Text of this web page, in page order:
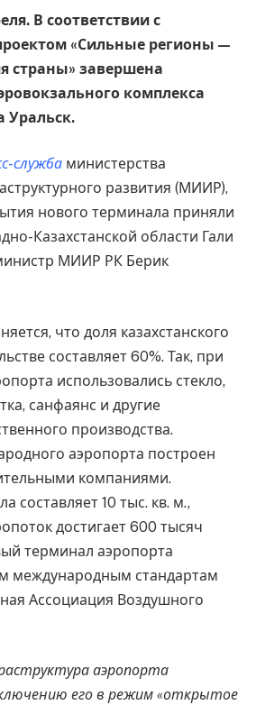
В соответствии с
«Сильные регионы —
страны» завершена
комплекса
Уральск.
служба министерства
развития (МИИР),
нового терминала приняли
Казахстанской области Гали
МИИР РК Берик
что доля казахстанского
составляет 60%. Так, при
использовались стекло,
санфаянс и другие
производства.
аэропорта построен
компаниями.
составляет 10 тыс. кв. м.,
достигает 600 тысяч
терминал аэропорта
международным стандартам
Ассоциация Воздушного
аэропорта
его в режим «открытое